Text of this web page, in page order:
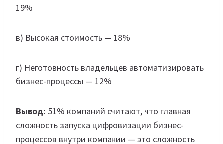
19%
в) Высокая стоимость — 18%
г) Неготовность владельцев автоматизировать
бизнес-процессы — 12%
Вывод: 51% компаний считают, что главная
сложность запуска цифровизации бизнес-
процессов внутри компании — это сложность